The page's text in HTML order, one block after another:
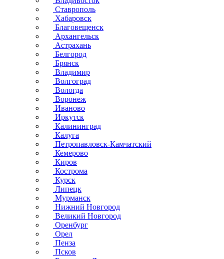
Ставрополь
Хабаровск
Благовещенск
Архангельск
Астрахань
Белгород
Брянск
Владимир
Волгоград
Вологда
Воронеж
Иваново
Иркутск
Калининград
Калуга
Петропавловск-Камчатский
Кемерово
Киров
Кострома
Курск
Липецк
Мурманск
Нижний Новгород
Великий Новгород
Оренбург
Орел
Пенза
Псков